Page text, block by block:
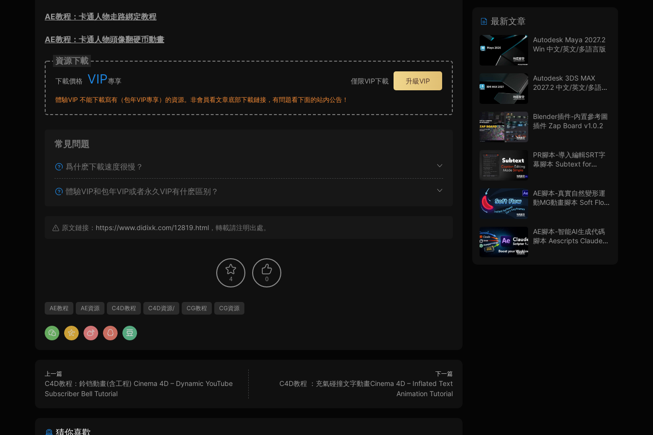
AE教程：卡通人物走路綁定教程
AE教程：卡通人物頭像翻硬币動畫
資源下載
下載價格 VIP專享 僅限VIP下載 升級VIP
體驗VIP 不能下載寫有（包年VIP專享）的資源。非會員看文章底部下載鏈接，有問題看下面的站内公告！
常見問題
爲什麽下載速度很慢？
體驗VIP和包年VIP或者永久VIP有什麽區别？
原文鏈接： https://www.didixk.com/12819.html ，轉載請注明出處。
4 0
AE教程 AE資源 C4D教程 C4D資源/ CG教程 CG資源
上一篇
C4D教程：鈴铛動畫(含工程) Cinema 4D – Dynamic YouTube
Subscriber Bell Tutorial
下一篇
C4D教程 ：充氣碰撞文字動畫Cinema 4D – Inflated Text
Animation Tutorial
猜你喜歡
最新文章
Autodesk Maya 2027.2
Win 中文/英文/多語言版
Autodesk 3DS MAX
2027.2 中文/英文/多語言
Blender插件-内置參考圖
插件 Zap Board v1.0.2
PR腳本-導入編輯SRT字
幕腳本 Subtext for
AE腳本-真實自然變形運
動MG動畫腳本 Soft Flow
AE腳本-智能AI生成代碼
腳本 Aescripts Claude